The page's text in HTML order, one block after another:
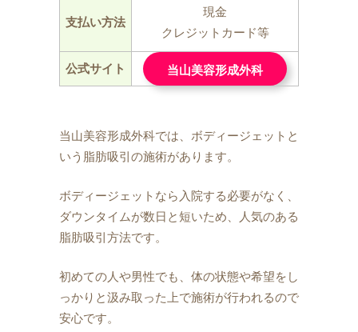
支払い方法
現金
クレジットカード等
公式サイト 当山美容形成外科
当山美容形成外科では、ボディージェットと
いう脂肪吸引の施術があります。
ボディージェットなら入院する必要がなく、
ダウンタイムが数日と短いため、人気のある
脂肪吸引方法です。
初めての人や男性でも、体の状態や希望をし
っかりと汲み取った上で施術が行われるので
安心です。